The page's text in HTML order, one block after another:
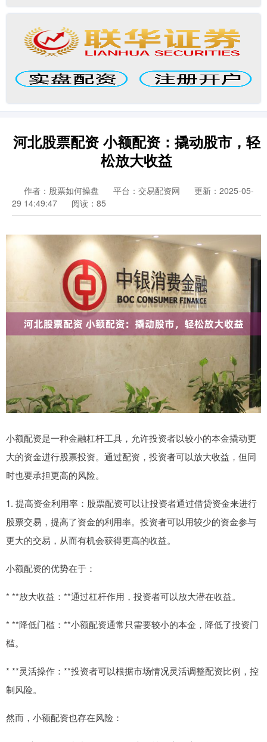
河北股票配资 小额配资：撬动股市，轻
松放大收益
作者：股票如何操盘 平台：交易配资网
更新：2025-05-
29 14:49:47
阅读：85
小额配资是一种金融杠杆工具，允许投资者以较小的本金撬动更
大的资金进行股票投资。通过配资，投资者可以放大收益，但同
时也要承担更高的风险。
1. 提高资金利用率：股票配资可以让投资者通过借贷资金来进行
股票交易，提高了资金的利用率。投资者可以用较少的资金参与
更大的交易，从而有机会获得更高的收益。
小额配资的优势在于：
* **放大收益：**通过杠杆作用，投资者可以放大潜在收益。
* **降低门槛：**小额配资通常只需要较小的本金，降低了投资门
槛。
* **灵活操作：**投资者可以根据市场情况灵活调整配资比例，控
制风险。
然而，小额配资也存在风险：